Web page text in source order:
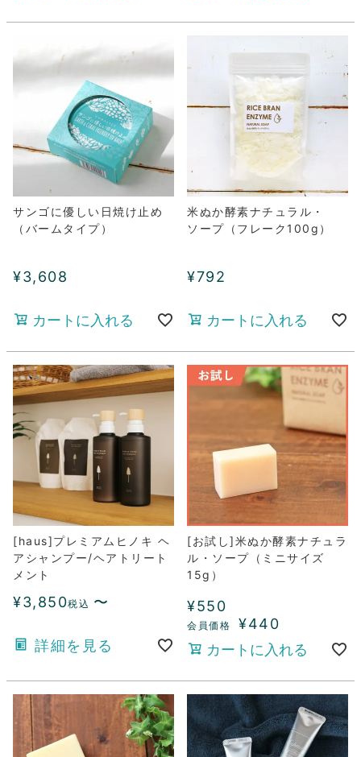
サンゴに優しい日焼け止め
（バームタイプ）
¥3,608
カートに入れる
米ぬか酵素ナチュラル・
ソープ（フレーク100g）
¥792
カートに入れる
[haus]プレミアムヒノキ ヘ
アシャンプー/ヘアトリート
メント
¥3,850税込 〜
詳細を見る
[お試し]米ぬか酵素ナチュラ
ル・ソープ（ミニサイズ
15g）
¥550
¥440
カートに入れる